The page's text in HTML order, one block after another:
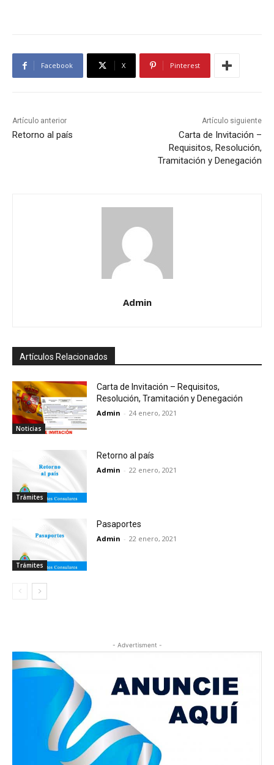
Facebook X Pinterest
Artículo anterior
Retorno al país
Artículo siguiente
Carta de Invitación –
Requisitos, Resolución,
Tramitación y Denegación
Admin
Artículos Relacionados
Noticias
Carta de Invitación – Requisitos,
Resolución, Tramitación y Denegación
Admin - 24 enero, 2021
Trámites
Retorno al país
Admin - 22 enero, 2021
Trámites
Pasaportes
Admin - 22 enero, 2021
- Advertisment -